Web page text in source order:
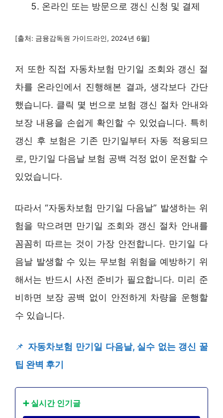
온라인 또는 방문으로 갱신 신청 및 결제
[출처: 금융감독원 가이드라인, 2024년 6월]
저 또한 직접 자동차보험 만기일 조회와 갱신 절
차를 온라인에서 진행해본 결과, 생각보다 간단
했습니다. 클릭 몇 번으로 보험 갱신 절차 안내와
보장 내용을 손쉽게 확인할 수 있었습니다. 특히
갱신 후 보험은 기존 만기일부터 자동 적용되므
로, 만기일 다음날 보험 공백 걱정 없이 운전할 수
있었습니다.
따라서 “자동차보험 만기일 다음날” 발생하는 위
험을 막으려면 만기일 조회와 갱신 절차 안내를
꼼꼼히 따르는 것이 가장 안전합니다. 만기일 다
음날 발생할 수 있는 무보험 위험을 예방하기 위
해서는 반드시 사전 준비가 필요합니다. 미리 준
비하면 보장 공백 없이 안전하게 차량을 운행할
수 있습니다.
📌 자동차보험 만기일 다음날, 실수 없는 갱신 꿀
팁 완벽 후기
➕ 실시간 인기글